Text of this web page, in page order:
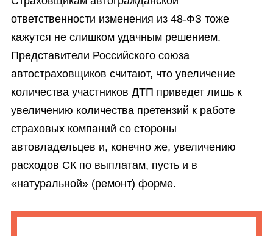
ответственности изменения из 48-ФЗ тоже
кажутся не слишком удачным решением.
Представители Российского союза
автостраховщиков считают, что увеличение
количества участников ДТП приведет лишь к
увеличению количества претензий к работе
страховых компаний со стороны
автовладельцев и, конечно же, увеличению
расходов СК по выплатам, пусть и в
«натуральной» (ремонт) форме.